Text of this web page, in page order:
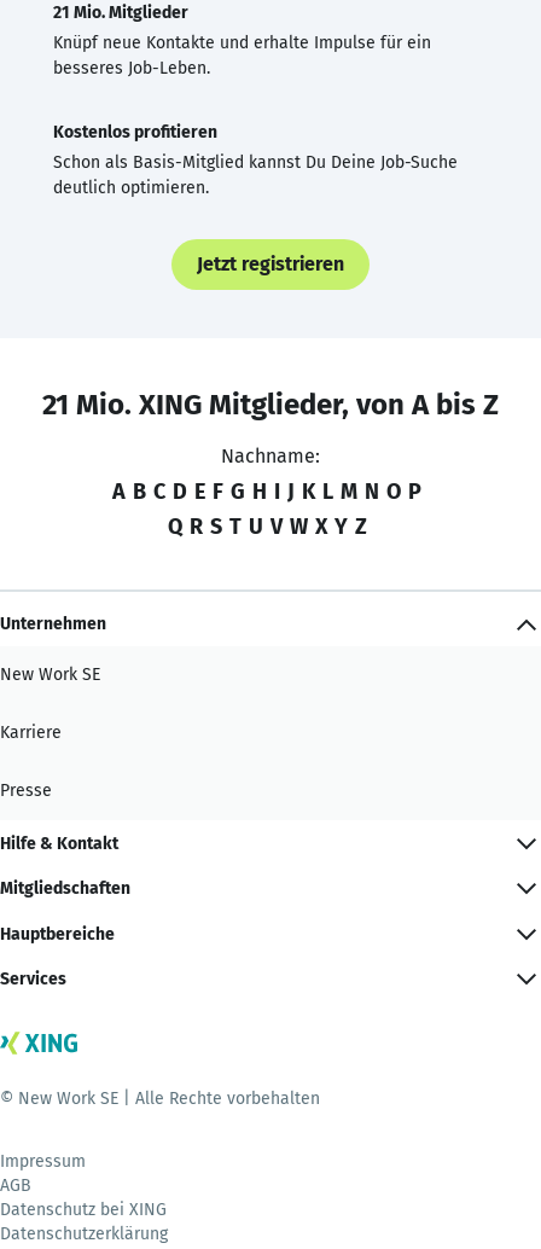
21 Mio. Mitglieder
Knüpf neue Kontakte und erhalte Impulse für ein
besseres Job-Leben.
Kostenlos profitieren
Schon als Basis-Mitglied kannst Du Deine Job-Suche
deutlich optimieren.
Jetzt registrieren
21 Mio. XING Mitglieder, von A bis Z
Nachname:
A B C D E F G H I J K L M N O P
Q R S T U V W X Y Z
Unternehmen
New Work SE
Karriere
Presse
Hilfe & Kontakt
Mitgliedschaften
Hauptbereiche
Services
© New Work SE | Alle Rechte vorbehalten
Impressum
AGB
Datenschutz bei XING
Datenschutzerklärung